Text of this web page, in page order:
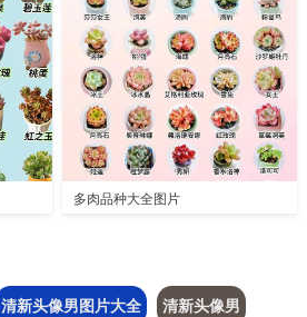
多肉品种大全图片
清新头像男图片大全 清新头像男